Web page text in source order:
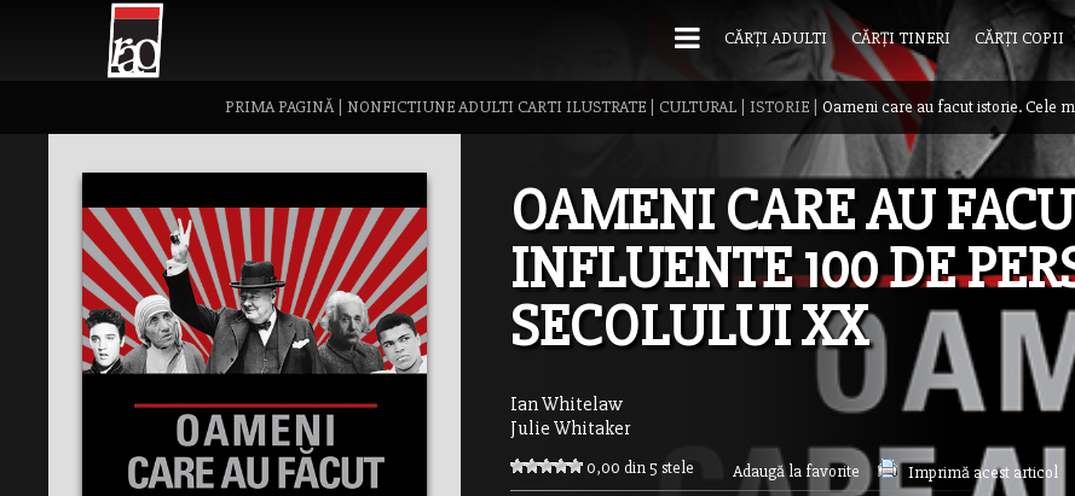
CĂRȚI ADULTI CĂRȚI TINERI CĂRȚI COPII
PRIMA PAGINĂ| NONFICTIUNE ADULTI CARTI ILUSTRATE| CULTURAL| ISTORIE| Oameni care au facut istorie. Cele
OAMENI CARE AU
INFLUENTE 100 DE
SECOLULUI XX
Ian Whitelaw
Julie Whitaker
0,00 din 5 stele Adaugă la favorite
Imprimă acest articol